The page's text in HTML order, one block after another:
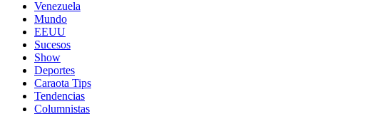
Venezuela
Mundo
EEUU
Sucesos
Show
Deportes
Caraota Tips
Tendencias
Columnistas